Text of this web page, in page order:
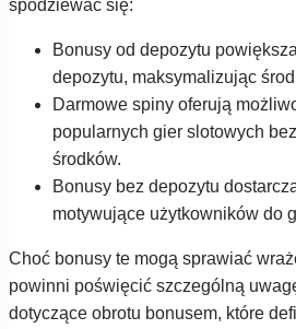
spodziewać się:
Bonusy od depozytu
depozytu, maksymalizując
Darmowe spiny oferują
popularnych gier slotowych
środków.
Bonusy bez depozytu
motywujące użytkowników do
Choć bonusy te mogą sprawiać
powinni poświęcić szczególną
dotyczące obrotu bonusem, które